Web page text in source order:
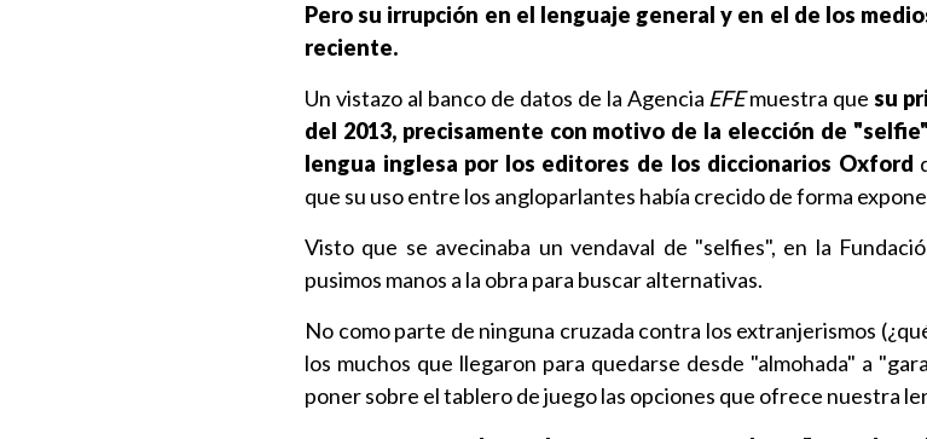
Pero su irrupción en el lenguaje general y en el de los
reciente.
Un vistazo al banco de datos de la Agencia EFEmuestra quesu
del 2013, precisamente con motivo de la elección de
lengua inglesa por los editores de los diccionarios Oxford
que su uso entre los angloparlantes había crecido de forma
Visto que se avecinaba un vendaval de "selfies", en la
pusimos manos a la obra para buscar alternativas.
No como parte de ninguna cruzada contra los extranjerismos
los muchos que llegaron para quedarse desde "almohada" a
poner sobre el tablero de juego las opciones que ofrece nuestra